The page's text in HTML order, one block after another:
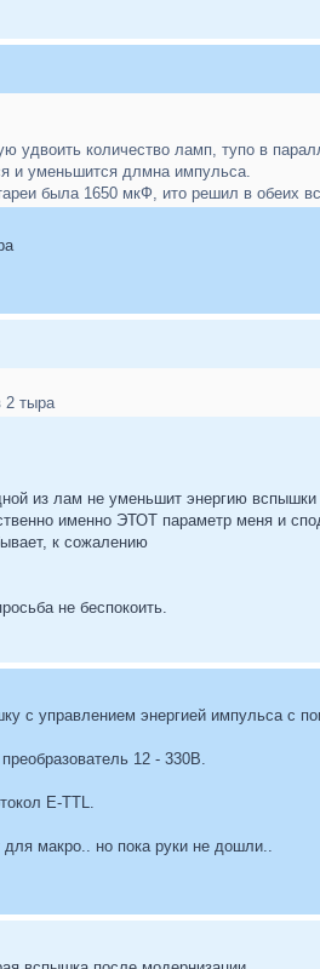
удвоить количество ламп, тупо в
и уменьшится длмна импульса.
была 1650 мкФ, ито решил в обеих
2 тыра
из лам не уменьшит энергию вспышки
именно ЭТОТ параметр меня и
к сожалению
не беспокоить.
с управлением энергией импульса с
12 - 330В.
E-TTL.
макро.. но пока руки не дошли..